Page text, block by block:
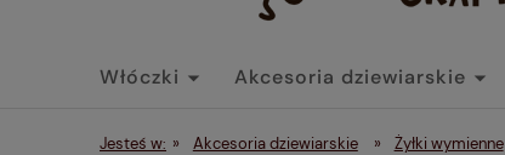
Włóczki Akcesoria dziewiarskie
Tkaniny Dodatki Końcówki belek
Jesteś w: » Akcesoria dziewiarskie » Żyłki wymienne